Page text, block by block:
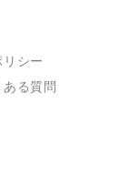
シー
ある質問